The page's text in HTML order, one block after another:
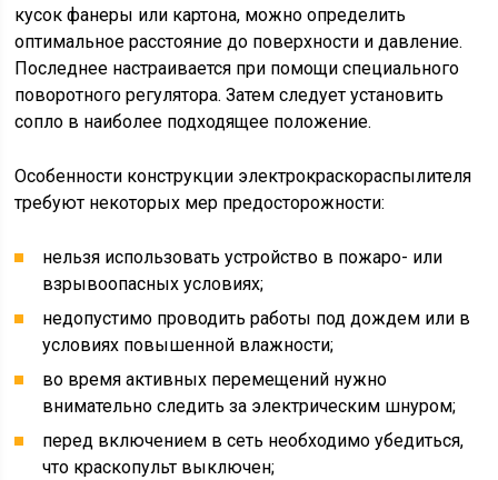
кусок фанеры или картона, можно определить
оптимальное расстояние до поверхности и давление.
Последнее настраивается при помощи специального
поворотного регулятора. Затем следует установить
сопло в наиболее подходящее положение.
Особенности конструкции электрокраскораспылителя
требуют некоторых мер предосторожности:
нельзя использовать устройство в пожаро- или
взрывоопасных условиях;
недопустимо проводить работы под дождем или в
условиях повышенной влажности;
во время активных перемещений нужно
внимательно следить за электрическим шнуром;
перед включением в сеть необходимо убедиться,
что краскопульт выключен;